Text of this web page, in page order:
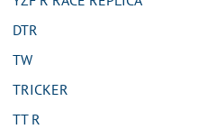
DTR
TW
TT R